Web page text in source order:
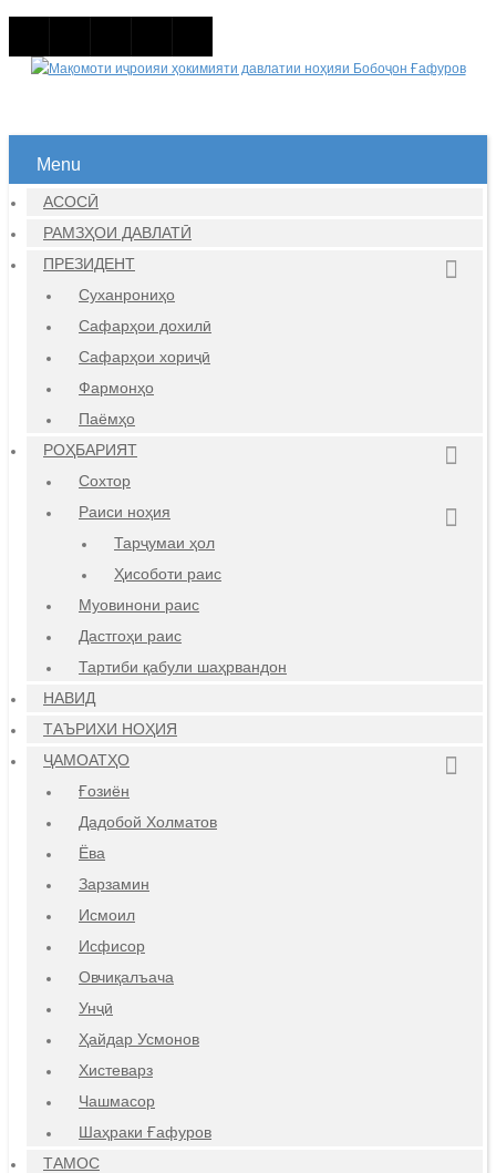
Menu
АСОСӢ
РАМЗҲОИ ДАВЛАТӢ
ПРЕЗИДЕНТ
Суханрониҳо
Сафарҳои дохилӣ
Сафарҳои хориҷӣ
Фармонҳо
Паёмҳо
РОҲБАРИЯТ
Сохтор
Раиси ноҳия
Тарҷумаи ҳол
Ҳисоботи раис
Муовинони раис
Дастгоҳи раис
Тартиби қабули шаҳрвандон
НАВИД
ТАЪРИХИ НОҲИЯ
ҶАМОАТҲО
Ғозиён
Дадобой Холматов
Ёва
Зарзамин
Исмоил
Исфисор
Овчиқалъача
Унҷӣ
Ҳайдар Усмонов
Хистеварз
Чашмасор
Шаҳраки Ғафуров
ТАМОС